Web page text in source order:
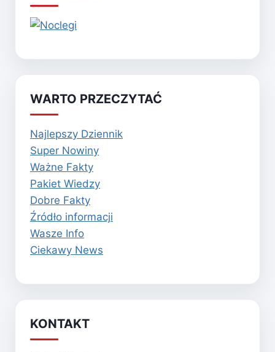
WARTO PRZECZYTAĆ
Najlepszy Dziennik
Super Nowiny
Ważne Fakty
Pakiet Wiedzy
Dobre Fakty
Źródło informacji
Wasze Info
Ciekawy News
KONTAKT